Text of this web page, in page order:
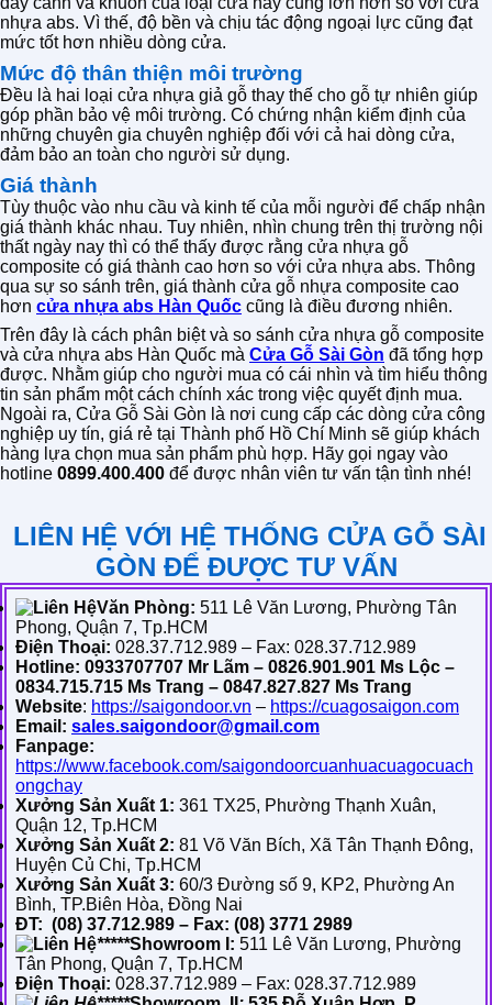
nhựa abs. Vì thế, độ bền và chịu tác động ngoại lực cũng đạt
mức tốt hơn nhiều dòng cửa.
Mức độ thân thiện môi trường
Đều là hai loại cửa nhựa giả gỗ thay thế cho gỗ tự nhiên giúp
góp phần bảo vệ môi trường. Có chứng nhận kiểm định của
những chuyên gia chuyên nghiệp đối với cả hai dòng cửa,
đảm bảo an toàn cho người sử dụng.
Giá thành
Tùy thuộc vào nhu cầu và kinh tế của mỗi người để chấp nhận
giá thành khác nhau. Tuy nhiên, nhìn chung trên thị trường nội
thất ngày nay thì có thể thấy được rằng cửa nhựa gỗ
composite có giá thành cao hơn so với cửa nhựa abs. Thông
qua sự so sánh trên, giá thành cửa gỗ nhựa composite cao
hơn cửa nhựa abs Hàn Quốc cũng là điều đương nhiên.
Trên đây là cách phân biệt và so sánh cửa nhựa gỗ composite
và cửa nhựa abs Hàn Quốc mà Cửa Gỗ Sài Gòn đã tổng hợp
được. Nhằm giúp cho người mua có cái nhìn và tìm hiểu thông
tin sản phẩm một cách chính xác trong việc quyết định mua.
Ngoài ra, Cửa Gỗ Sài Gòn là nơi cung cấp các dòng cửa công
nghiệp uy tín, giá rẻ tại Thành phố Hồ Chí Minh sẽ giúp khách
hàng lựa chọn mua sản phẩm phù hợp. Hãy gọi ngay vào
hotline 0899.400.400 để được nhân viên tư vấn tận tình nhé!
LIÊN HỆ VỚI HỆ THỐNG CỬA GỖ SÀI
GÒN ĐỂ ĐƯỢC TƯ VẤN
Văn Phòng: 511 Lê Văn Lương, Phường Tân
Phong, Quận 7, Tp.HCM
Điện Thoại: 028.37.712.989 – Fax: 028.37.712.989
Hotline: 0933707707 Mr Lãm – 0826.901.901 Ms Lộc –
0834.715.715 Ms Trang – 0847.827.827 Ms Trang
Website: https://saigondoor.vn – https://cuagosaigon.com
Email: sales.saigondoor@gmail.com
Fanpage:
https://www.facebook.com/saigondoorcuanhuacuagocuach
ongchay
Xưởng Sản Xuất 1: 361 TX25, Phường Thạnh Xuân,
Quận 12, Tp.HCM
Xưởng Sản Xuất 2: 81 Võ Văn Bích, Xã Tân Thạnh Đông,
Huyện Củ Chi, Tp.HCM
Xưởng Sản Xuất 3: 60/3 Đường số 9, KP2, Phường An
Bình, TP.Biên Hòa, Đồng Nai
ĐT: (08) 37.712.989 – Fax: (08) 3771 2989
*****Showroom I: 511 Lê Văn Lương, Phường
Tân Phong, Quận 7, Tp.HCM
Điện Thoại: 028.37.712.989 – Fax: 028.37.712.989